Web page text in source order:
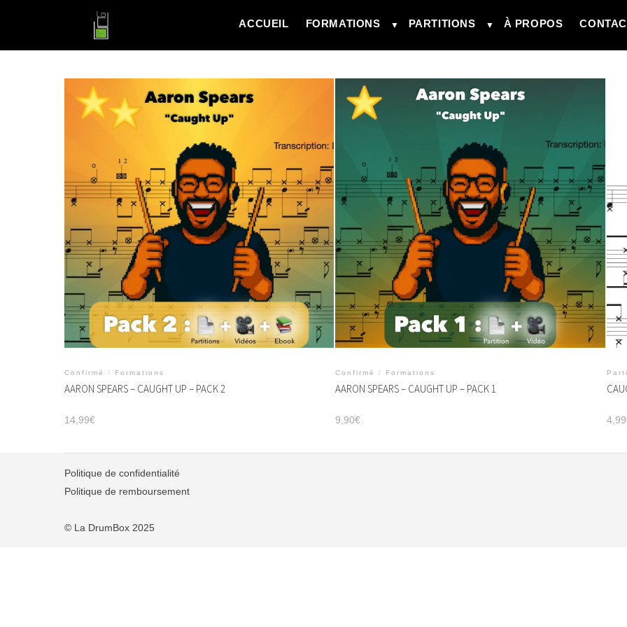
ACCUEIL FORMATIONS ▼ PARTITIONS ▼ À PROPOS
Confirmé / Formations
AARON SPEARS – CAUGHT UP – PACK 2
14,99€
Confirmé / Formations
AARON SPEARS – CAUGHT UP – PACK 1
9,90€ 4,99
Politique de confidentialité
Politique de remboursement
© La DrumBox 2025